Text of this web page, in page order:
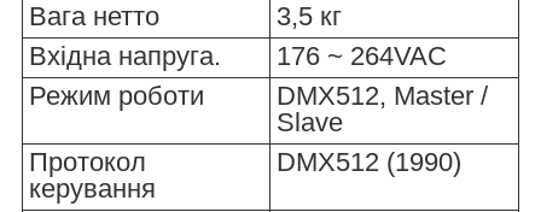
Вага нетто
3,5 кг
Вхідна напруга.
176 ~ 264VAC
Режим роботи
DMX512, Master /
Slave
Протокол
керування
DMX512 (1990)